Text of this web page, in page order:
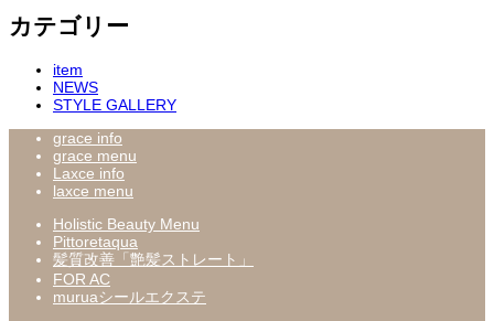
カテゴリー
item
NEWS
STYLE GALLERY
grace info
grace menu
Laxce info
laxce menu
Holistic Beauty Menu
Pittoretaqua
髪質改善「艶髪ストレート」
FOR AC
muruaシールエクステ